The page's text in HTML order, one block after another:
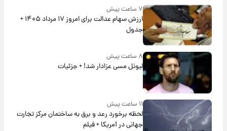
۷ ساعت پیش
ارزش سهام عدالت برای امروز ۱۷ مرداد ۱۴۰۵ +
جدول
۸ ساعت پیش
لیونل مسی عزادار شد! + جزئیات
۱۱ ساعت پیش
لحظه برخورد رعد و برق به ساختمان مرکز تجارت
جهانی در آمریکا + فیلم